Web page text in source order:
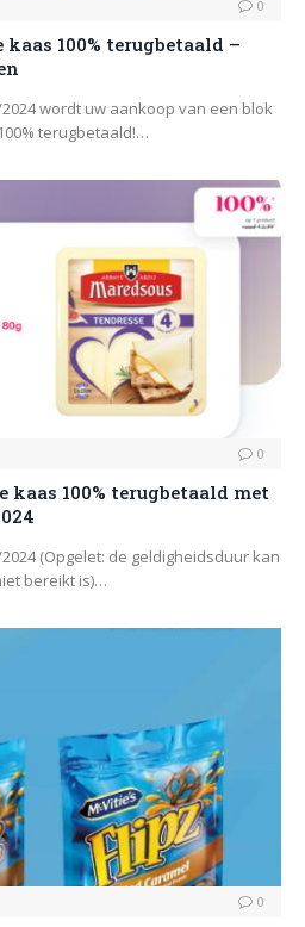
0
kaas 100% terugbetaald –
wordt uw aankoop van een blok
terugbetaald!…
0
kaas 100% terugbetaald met
(Opgelet: de geldigheidsduur kan
bereikt is)…
0